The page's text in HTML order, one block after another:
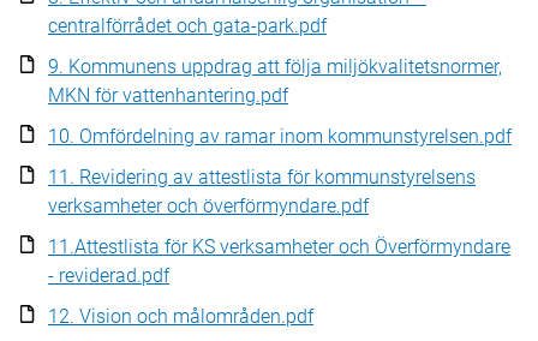
centralförrådet och gata-park.pdf
9. Kommunens uppdrag att följa miljökvalitetsnormer,
MKN för vattenhantering.pdf
10. Omfördelning av ramar inom kommunstyrelsen.pdf
11. Revidering av attestlista för kommunstyrelsens
verksamheter och överförmyndare.pdf
11.Attestlista för KS verksamheter och Överförmyndare
- reviderad.pdf
12. Vision och målområden.pdf